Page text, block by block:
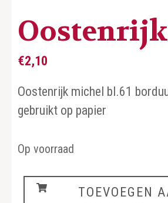
Oostenrijk
€2,10
Oostenrijk michel bl.61
gebruikt op papier
Op voorraad
Oostenrijk
TOEVOEGEN